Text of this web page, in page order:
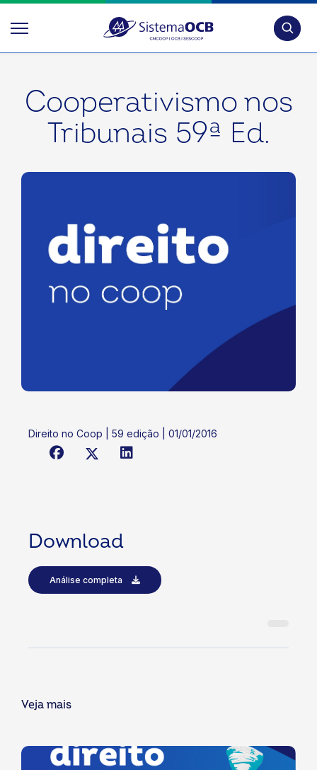
Cooperativismo nos
Tribunais 59ª Ed.
Direito no Coop | 59 edição | 01/01/2016
Download
Análise completa
Veja mais